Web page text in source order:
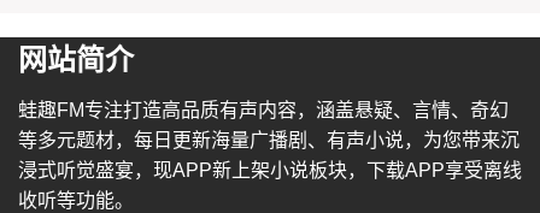
网站简介
蛙趣FM专注打造高品质有声内容，涵盖悬疑、言情、奇幻
等多元题材，每日更新海量广播剧、有声小说，为您带来沉
浸式听觉盛宴，现APP新上架小说板块，下载APP享受离线
收听等功能。